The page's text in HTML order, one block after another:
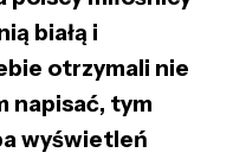
białą i
otrzymali nie
napisać, tym
wyświetleń